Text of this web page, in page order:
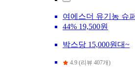
여에스더 유기농 슈
44% 19,500원
박스당 15,000원대~
4.9 (리뷰 407개)